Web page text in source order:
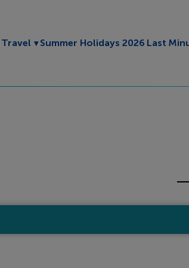
Travel Toggle submenu
Summer Holidays 2026 Last